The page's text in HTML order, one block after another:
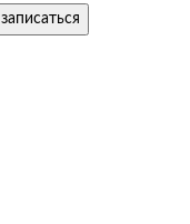
записаться